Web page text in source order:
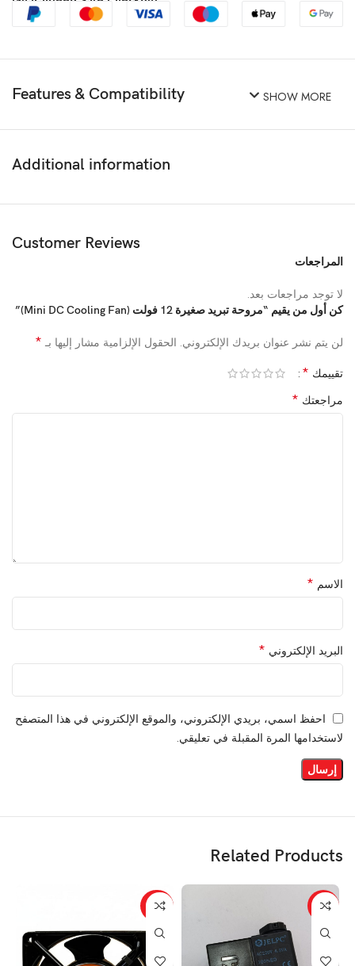
Features & Compatibility SHOW MORE
Additional information
Customer Reviews
المراجعات
لا توجد مراجعات بعد.
كن أول من يقيم “مروحة تبريد صغيرة 12 فولت (Mini DC Cooling Fan)”
لن يتم نشر عنوان بريدك الإلكتروني. الحقول الإلزامية مشار إليها بـ *
تقييمك *
مراجعتك *
الاسم *
البريد الإلكتروني *
احفظ اسمي، بريدي الإلكتروني، والموقع الإلكتروني في هذا المتصفح
لاستخدامها المرة المقبلة في تعليقي.
Related Products
-21%
-30%